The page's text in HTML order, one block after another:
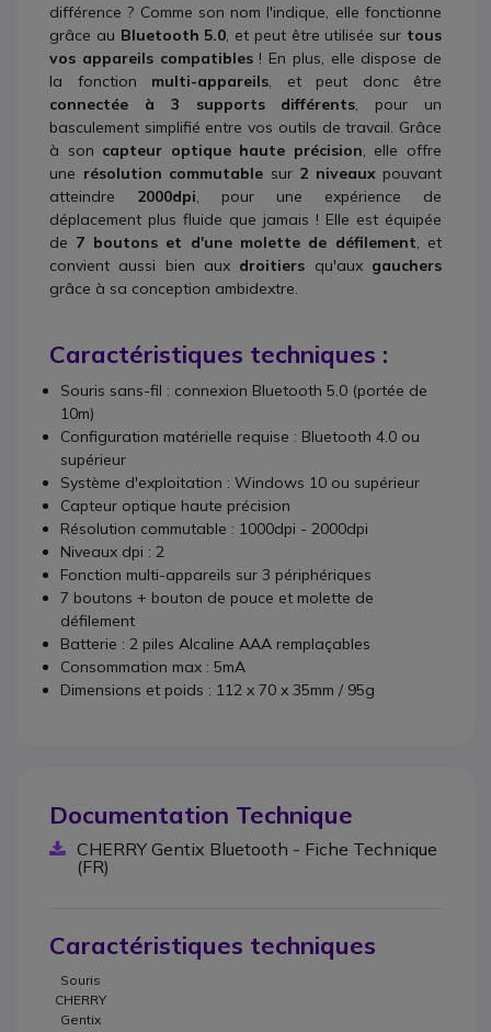
différence ? Comme son nom l'indique, elle fonctionne
grâce au Bluetooth 5.0 , et peut être utilisée sur tous
vos appareils compatibles ! En plus, elle dispose de
la fonction multi-appareils , et peut donc être
connectée à 3 supports différents , pour un
basculement simplifié entre vos outils de travail. Grâce
à son capteur optique haute précision , elle offre
une résolution commutable sur 2 niveaux pouvant
atteindre 2000dpi , pour une expérience de
déplacement plus fluide que jamais ! Elle est équipée
de 7 boutons et d'une molette de défilement , et
convient aussi bien aux droitiers qu'aux gauchers
grâce à sa conception ambidextre.
Caractéristiques techniques :
Souris sans-fil : connexion Bluetooth 5.0 (portée de
10m)
Configuration matérielle requise : Bluetooth 4.0 ou
supérieur
Système d'exploitation : Windows 10 ou supérieur
Capteur optique haute précision
Résolution commutable : 1000dpi - 2000dpi
Niveaux dpi : 2
Fonction multi-appareils sur 3 périphériques
7 boutons + bouton de pouce et molette de
défilement
Batterie : 2 piles Alcaline AAA remplaçables
Consommation max : 5mA
Dimensions et poids : 112 x 70 x 35mm / 95g
Documentation Technique
CHERRY Gentix Bluetooth - Fiche Technique
(FR)
Caractéristiques techniques
Souris
CHERRY
Gentix